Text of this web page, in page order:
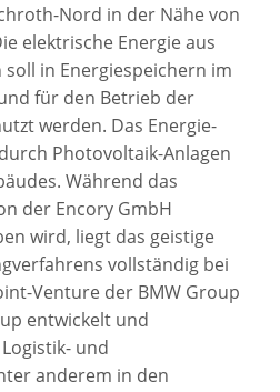
Nord in der Nähe von
elektrische Energie aus
in Energiespeichern im
für den Betrieb der
werden. Das Energie-
Photovoltaik-Anlagen
Während das
der Encory GmbH
wird, liegt das geistige
vollständig bei
Venture der BMW Group
entwickelt und
und
anderem in den